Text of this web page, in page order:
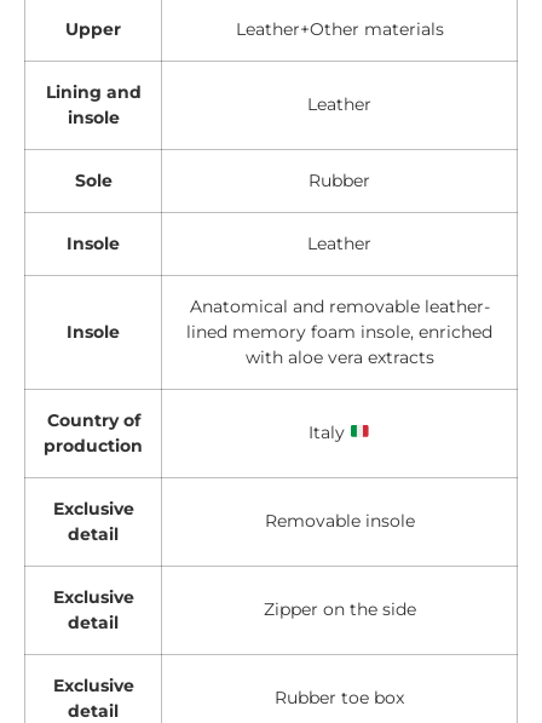
Upper Leather+Other materials
Lining and
insole
Leather
Sole Rubber
Insole Leather
Insole
Anatomical and removable leather-
lined memory foam insole, enriched
with aloe vera extracts
Country of
production
Italy
Exclusive
detail
Removable insole
Exclusive
detail
Zipper on the side
Exclusive
detail
Rubber toe box